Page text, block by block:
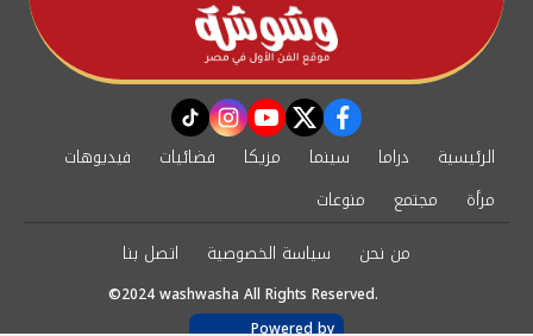
facebook
twitter
youtube
instagram
tiktok
الرئيسية دراما سينما مزيكا فضائيات
فيديوهات
مرأة
مجتمع
منوعات
من نحن
سياسة الخصوصية اتصل بنا
©2024 washwasha All Rights Reserved.
Powered by